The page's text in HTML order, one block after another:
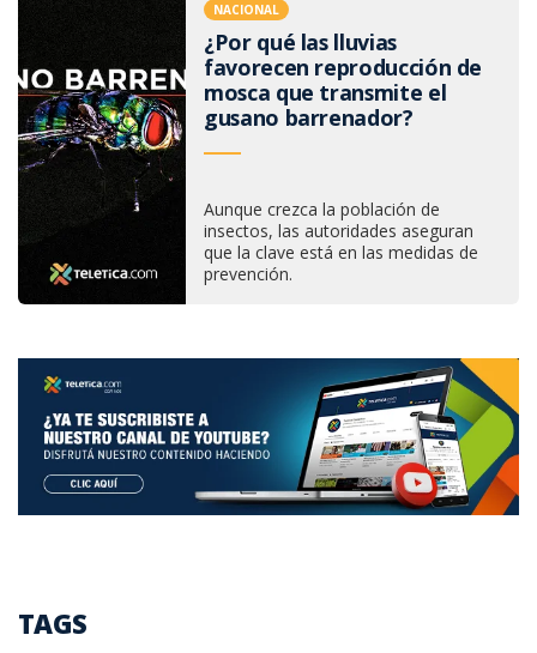
NACIONAL
¿Por qué las lluvias
favorecen reproducción de
mosca que transmite el
gusano barrenador?
Aunque crezca la población de
insectos, las autoridades aseguran
que la clave está en las medidas de
prevención.
TAGS